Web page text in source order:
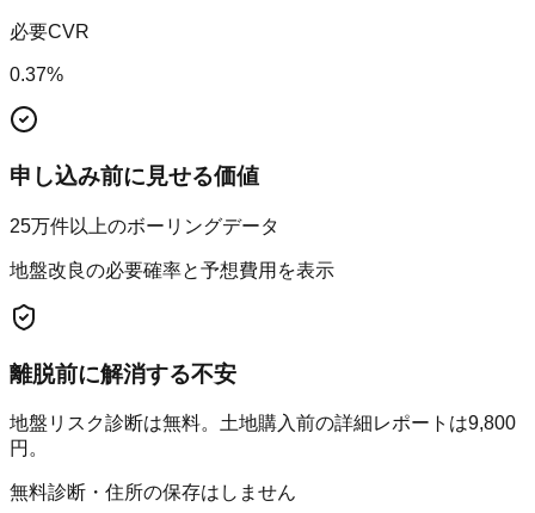
必要CVR
0.37%
申し込み前に見せる価値
25万件以上のボーリングデータ
地盤改良の必要確率と予想費用を表示
離脱前に解消する不安
地盤リスク診断は無料。土地購入前の詳細レポートは9,800
円。
無料診断・住所の保存はしません